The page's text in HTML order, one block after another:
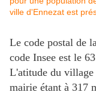
Le code postal de
code Insee est le
L'atitude du village
mairie étant à 317